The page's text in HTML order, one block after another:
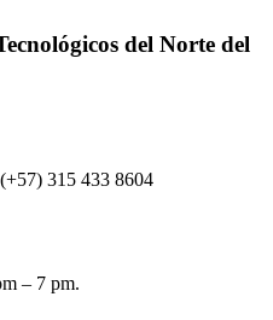
del Norte del
315 433 8604
– 7 pm.